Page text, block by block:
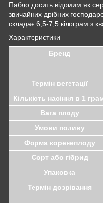
Пабло досить відомим як
звичайних дрібних
складає 6,5-7,5 кілограм з
Характеристики
Бренд
Термін вегетації
Кількість насіння в 1
Вага плоду
Умови поливу
Форма коренеплоду
Сорт або гібрид
Упаковка
Термін дозрівання